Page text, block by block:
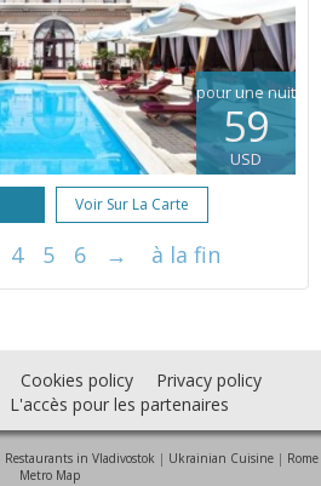
pour une nuit
59
USD
Voir Sur La Carte
4 5 6 → à la fin
Cookies policy
Privacy policy
L'accès pour les partenaires
Restaurants in Vladivostok | Ukrainian Cuisine | Rome
Metro Map